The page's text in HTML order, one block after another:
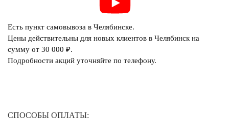
Есть пункт самовывоза в Челябинске.
Цены действительны для новых клиентов в Челябинск на
сумму от 30 000 ₽.
Подробности акций уточняйте по телефону.
СПОСОБЫ ОПЛАТЫ: